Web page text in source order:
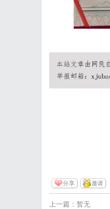
分享 邀请
上一篇：暂无